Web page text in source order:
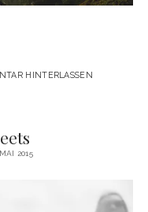
HINTERLASSEN
2015